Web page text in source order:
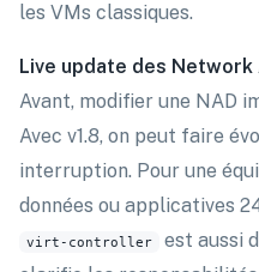
les VMs classiques.
Live update des
Avant, modifier une NAD
Avec v1.8, on peut faire
interruption. Pour une
données ou applicatives
virt-controller
est aussi